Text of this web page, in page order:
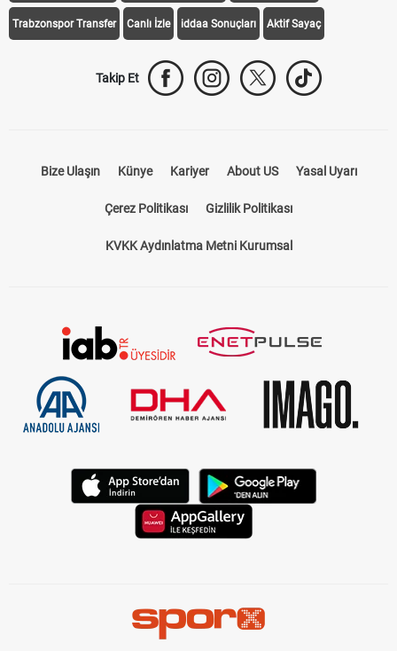
Trabzonspor Transfer Canlı İzle iddaa Sonuçları Aktif Sayaç
Takip Et
Bize Ulaşın Künye Kariyer About US Yasal Uyarı
Çerez Politikası Gizlilik Politikası
KVKK Aydınlatma Metni Kurumsal